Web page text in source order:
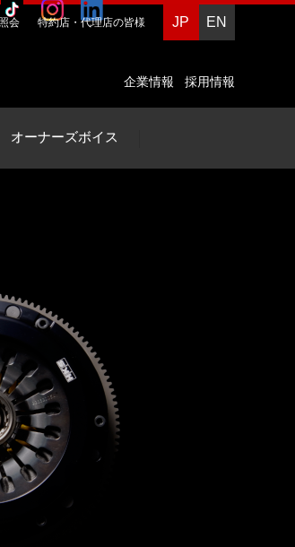
企業情報 採用情報
会 特約店・代理店の皆様 JP EN
オーナーズボイス